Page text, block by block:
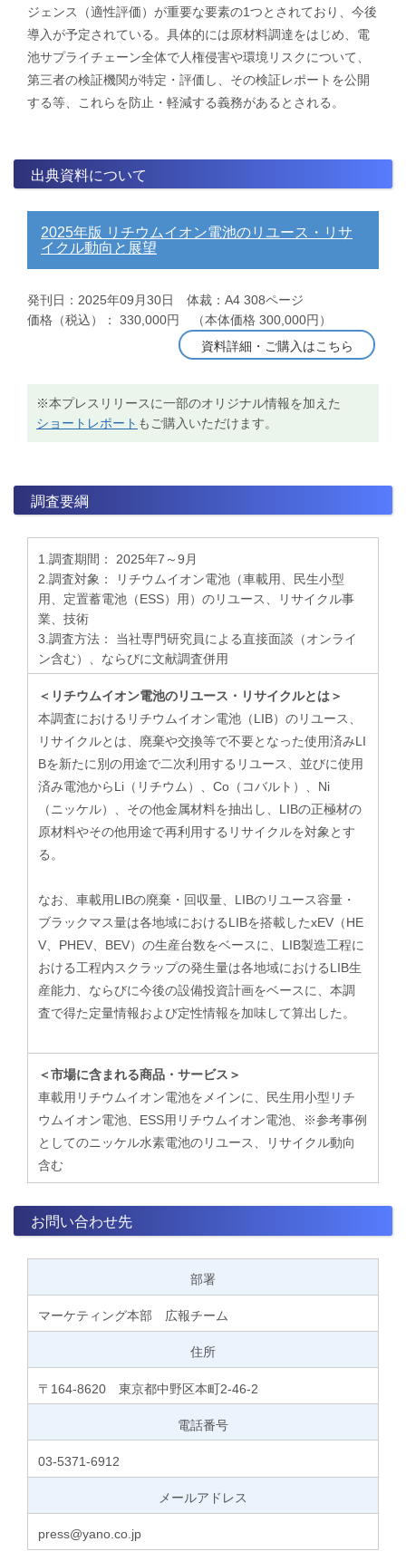
ジェンス（適性評価）が重要な要素の1つとされており、今後
導入が予定されている。具体的には原材料調達をはじめ、電
池サプライチェーン全体で人権侵害や環境リスクについて、
第三者の検証機関が特定・評価し、その検証レポートを公開
する等、これらを防止・軽減する義務があるとされる。
出典資料について
2025年版 リチウムイオン電池のリユース・リサ
イクル動向と展望
発刊日：2025年09月30日 体裁：A4 308ページ
価格（税込）： 330,000円 （本体価格 300,000円）
資料詳細・ご購入はこちら
※本プレスリリースに一部のオリジナル情報を加えた
ショートレポート もご購入いただけます。
調査要綱
1.調査期間： 2025年7～9月
2.調査対象： リチウムイオン電池（車載用、民生小型
用、定置蓄電池（ESS）用）のリユース、リサイクル事
業、技術
3.調査方法： 当社専門研究員による直接面談（オンライ
ン含む）、ならびに文献調査併用
＜リチウムイオン電池のリユース・リサイクルとは＞
本調査におけるリチウムイオン電池（LIB）のリユース、
リサイクルとは、廃棄や交換等で不要となった使用済みLI
Bを新たに別の用途で二次利用するリユース、並びに使用
済み電池からLi（リチウム）、Co（コバルト​）、Ni
（ニッケル）、その他金属材料を抽出し、LIBの正極材の
原材料やその他用途で再利用するリサイクルを対象とす
る。
なお、車載用LIBの廃棄・回収量、LIBのリユース容量・
ブラックマス量は各地域におけるLIBを搭載したxEV（HE
V、PHEV、BEV）の生産台数をベースに、LIB製造工程に
おける工程内スクラップの発生量は各地域におけるLIB生
産能力、ならびに今後の設備投資計画をベースに、本調
査で得た定量情報および定性情報を加味して算出した。
＜市場に含まれる商品・サービス＞
車載用リチウムイオン電池をメインに、民生用小型リチ
ウムイオン電池、ESS用リチウムイオン電池、※参考事例
としてのニッケル水素電池のリユース、リサイクル動向
含む
お問い合わせ先
部署
マーケティング本部 広報チーム
住所
〒164-8620 東京都中野区本町2-46-2
電話番号
03-5371-6912
メールアドレス
press@yano.co.jp